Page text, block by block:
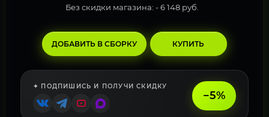
Без скидки магазина: -6 148 руб.
ДОБАВИТЬ В СБОРКУ КУПИТЬ
✦ ПОДПИШИСЬ И ПОЛУЧИ СКИДКУ
−5%